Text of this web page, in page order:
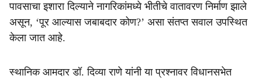
पावसाचा इशारा दिल्याने नागरिकांमध्ये भीतीचे वातावरण निर्माण झाले
असून, ‘पूर आल्यास जबाबदार कोण?’ असा संतप्त सवाल उपस्थित
केला जात आहे.
स्थानिक आमदार डॉ. दिव्या राणे यांनी या प्रश्नावर विधानसभेत